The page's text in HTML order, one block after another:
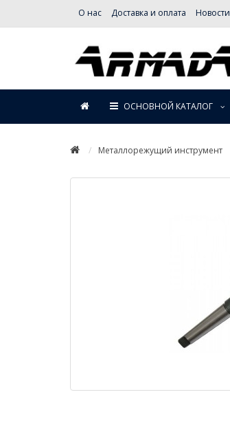
О нас Доставка и оплата Новости
ОСНОВНОЙ КАТАЛОГ
Металлорежущий инструмент